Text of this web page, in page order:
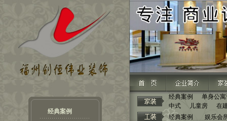
经典案例
经典案例
单身公
中式
儿童房
在
经典案例
娱乐会